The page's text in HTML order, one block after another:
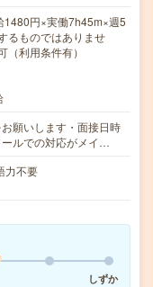
円×実働7h45m×週5
るものではありませ
（利用条件有）
願いします・面接日時
ルでの対応がメイ…
力不要
しずか